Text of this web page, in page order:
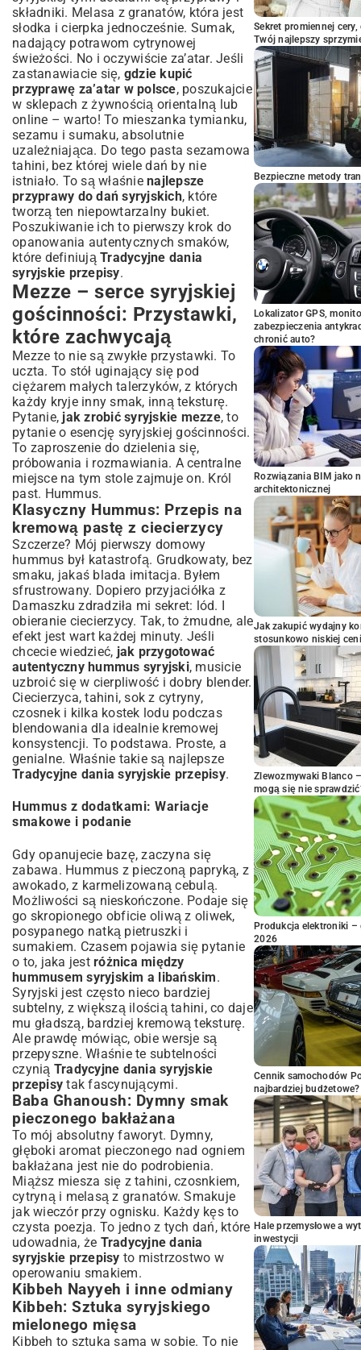
składniki. Melasa z granatów, która jest
słodka i cierpka jednocześnie. Sumak,
nadający potrawom cytrynowej
świeżości. No i oczywiście za’atar. Jeśli
zastanawiacie się, gdzie kupić
przyprawę za’atar w polsce, poszukajcie
w sklepach z żywnością orientalną lub
online – warto! To mieszanka tymianku,
sezamu i sumaku, absolutnie
uzależniająca. Do tego pasta sezamowa
tahini, bez której wiele dań by nie
istniało. To są właśnie najlepsze
przyprawy do dań syryjskich, które
tworzą ten niepowtarzalny bukiet.
Poszukiwanie ich to pierwszy krok do
opanowania autentycznych smaków,
które definiują Tradycyjne dania
syryjskie przepisy.
Mezze – serce syryjskiej
gościnności: Przystawki,
które zachwycają
Mezze to nie są zwykłe przystawki. To
uczta. To stół uginający się pod
ciężarem małych talerzyków, z których
każdy kryje inny smak, inną teksturę.
Pytanie, jak zrobić syryjskie mezze, to
pytanie o esencję syryjskiej gościnności.
To zaproszenie do dzielenia się,
próbowania i rozmawiania. A centralne
miejsce na tym stole zajmuje on. Król
past. Hummus.
Klasyczny Hummus: Przepis na
kremową pastę z ciecierzycy
Szczerze? Mój pierwszy domowy
hummus był katastrofą. Grudkowaty, bez
smaku, jakaś blada imitacja. Byłem
sfrustrowany. Dopiero przyjaciółka z
Damaszku zdradziła mi sekret: lód. I
obieranie ciecierzycy. Tak, to żmudne, ale
efekt jest wart każdej minuty. Jeśli
chcecie wiedzieć, jak przygotować
autentyczny hummus syryjski, musicie
uzbroić się w cierpliwość i dobry blender.
Ciecierzyca, tahini, sok z cytryny,
czosnek i kilka kostek lodu podczas
blendowania dla idealnie kremowej
konsystencji. To podstawa. Proste, a
genialne. Właśnie takie są najlepsze
Tradycyjne dania syryjskie przepisy.
Hummus z dodatkami: Wariacje
smakowe i podanie
Gdy opanujecie bazę, zaczyna się
zabawa. Hummus z pieczoną papryką, z
awokado, z karmelizowaną cebulą.
Możliwości są nieskończone. Podaje się
go skropionego obficie oliwą z oliwek,
posypanego natką pietruszki i
sumakiem. Czasem pojawia się pytanie
o to, jaka jest różnica między
hummusem syryjskim a libańskim.
Syryjski jest często nieco bardziej
subtelny, z większą ilością tahini, co daje
mu gładszą, bardziej kremową teksturę.
Ale prawdę mówiąc, obie wersje są
przepyszne. Właśnie te subtelności
czynią Tradycyjne dania syryjskie
przepisy tak fascynującymi.
Baba Ghanoush: Dymny smak
pieczonego bakłażana
To mój absolutny faworyt. Dymny,
głęboki aromat pieczonego nad ogniem
bakłażana jest nie do podrobienia.
Miąższ miesza się z tahini, czosnkiem,
cytryną i melasą z granatów. Smakuje
jak wieczór przy ognisku. Każdy kęs to
czysta poezja. To jedno z tych dań, które
udowadnia, że Tradycyjne dania
syryjskie przepisy to mistrzostwo w
operowaniu smakiem.
Kibbeh Nayyeh i inne odmiany
Kibbeh: Sztuka syryjskiego
mielonego mięsa
Kibbeh to sztuka sama w sobie. To nie
Sekret promiennej
Twój najlepszy
Bezpieczne metody
Lokalizator GPS,
zabezpieczenia
chronić auto?
Rozwiązania BIM jako
architektonicznej
Jak zakupić wydajny
stosunkowo niskiej
Zlewozmywaki Blanco
mogą się nie
Produkcja elektroniki –
2026
Cennik samochodów
najbardziej budżetowe?
Hale przemysłowe a
inwestycji